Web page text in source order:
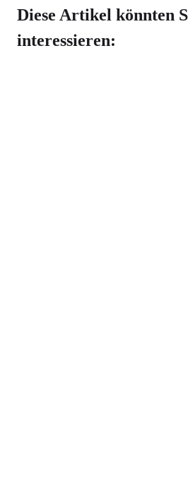
Diese Artikel könnten
interessieren: